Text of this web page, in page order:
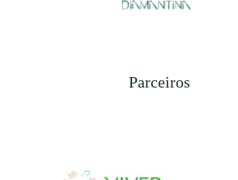
Parceiros